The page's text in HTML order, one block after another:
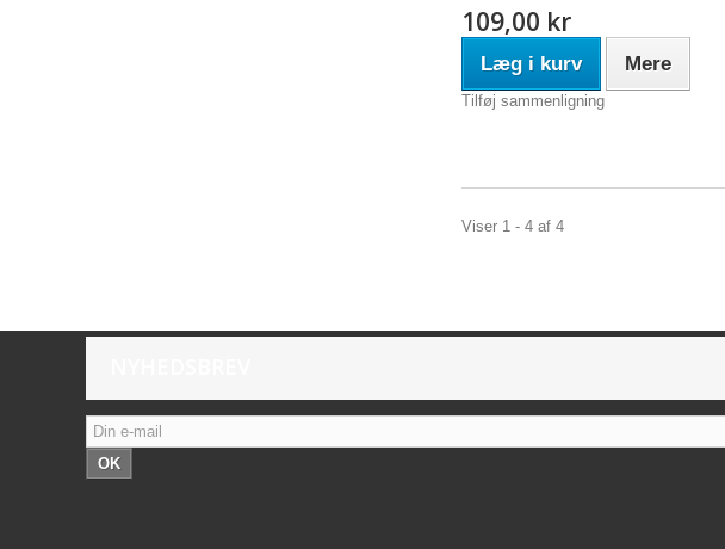
109,00 kr
Læg i kurv Mere
Tilføj sammenligning
Viser 1 - 4 af 4
OK